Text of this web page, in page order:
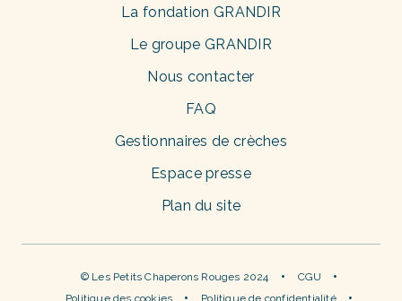
La fondation GRANDIR
Le groupe GRANDIR
Nous contacter
FAQ
Gestionnaires de crèches
Espace presse
Plan du site
© Les Petits Chaperons Rouges 2024
CGU
Politique des cookies
Politique de confidentialité